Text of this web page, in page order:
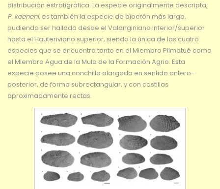
distribución estratigráfica. La especie originalmente descripta,
P. koeneni, es también la especie de biocrón más largo,
pudiendo ser hallada desde el Valanginiano inferior/superior
hasta el Hauteriviano superior, siendo la única de las cuatro
especies que se encuentra tanto en el Miembro Pilmatué como
el Miembro Agua de la Mula de la Formación Agrio. Esta
especie posee una conchilla alargada en sentido antero-
posterior, de forma subrectangular, y con costillas
aproximadamente rectas.